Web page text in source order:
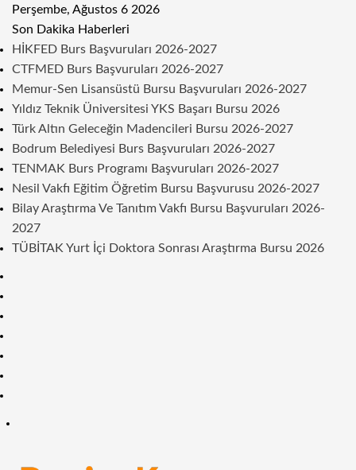
Perşembe, Ağustos 6 2026
Son Dakika Haberleri
HİKFED Burs Başvuruları 2026-2027
CTFMED Burs Başvuruları 2026-2027
Memur-Sen Lisansüstü Bursu Başvuruları 2026-2027
Yıldız Teknik Üniversitesi YKS Başarı Bursu 2026
Türk Altın Geleceğin Madencileri Bursu 2026-2027
Bodrum Belediyesi Burs Başvuruları 2026-2027
TENMAK Burs Programı Başvuruları 2026-2027
Nesil Vakfı Eğitim Öğretim Bursu Başvurusu 2026-2027
Bilay Araştırma Ve Tanıtım Vakfı Bursu Başvuruları 2026-
2027
TÜBİTAK Yurt İçi Doktora Sonrası Araştırma Bursu 2026